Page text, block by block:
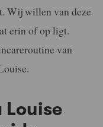
Wij willen van deze
erin of op ligt.
van